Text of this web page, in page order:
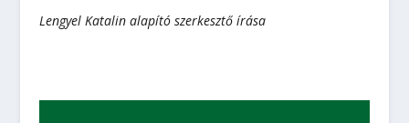
Lengyel Katalin alapító szerkesztő írása